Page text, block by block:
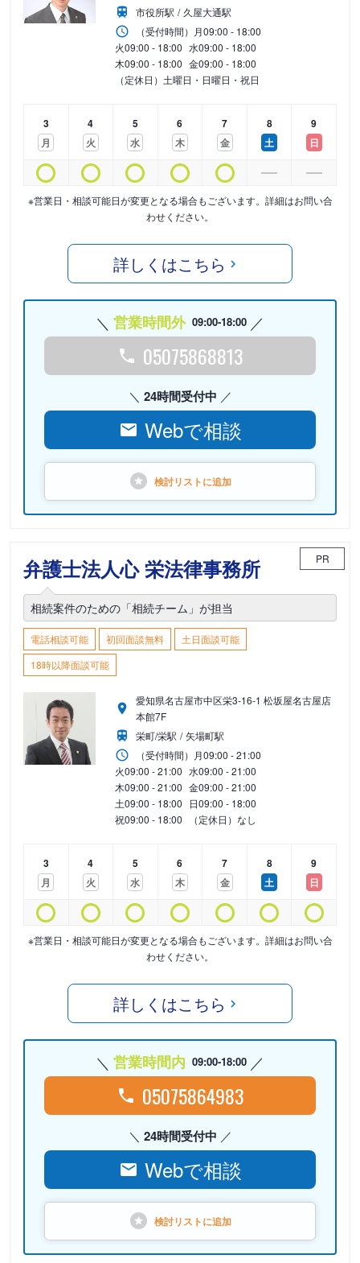
市役所駅
久屋大通駅
（受付時間） 月09:00 - 18:00
火09:00 - 18:00 水09:00 - 18:00
木09:00 - 18:00 金09:00 - 18:00
（定休日）土曜日・日曜日・祝日
3
月
4
火
5
水
6
木
7
金
8
土
9
日
※営業日・相談可能日が変更となる場合もございます。詳細はお問い合
わせください。
詳しくはこちら
営業時間外 09:00-18:00
05075868813
24時間受付中
Webで相談
検討リストに追加
弁護士法人心 栄法律事務所 PR
相続案件のための「相続チーム」が担当
電話相談可能 初回面談無料
土日面談可能
18時以降面談可能
愛知県名古屋市中区栄3-16-1 松坂屋名古屋店
本館7F
栄町/栄駅
矢場町駅
（受付時間） 月09:00 - 21:00
火09:00 - 21:00 水09:00 - 21:00
木09:00 - 21:00 金09:00 - 21:00
土09:00 - 18:00 日09:00 - 18:00
祝09:00 - 18:00 （定休日）なし
3
月
4
火
5
水
6
木
7
金
8
土
9
日
※営業日・相談可能日が変更となる場合もございます。詳細はお問い合
わせください。
詳しくはこちら
営業時間内 09:00-18:00
05075864983
24時間受付中
Webで相談
検討リストに追加